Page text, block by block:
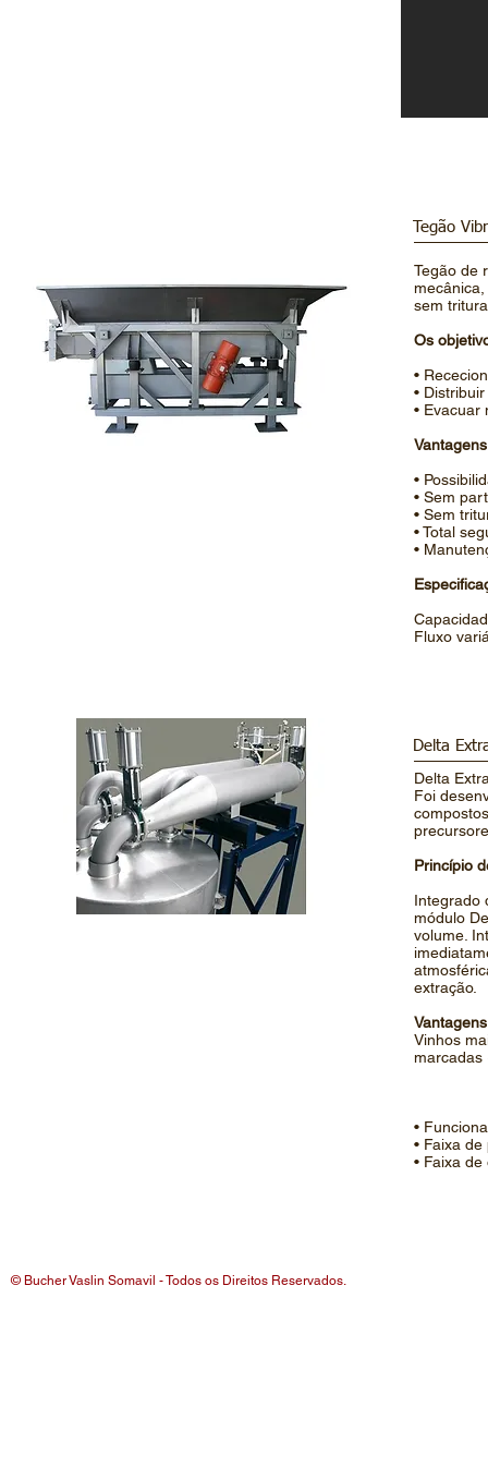
Tegão
Tegão de
sem
Os
•
•
• Evacuar
•
• Sem
• Sem
• Total
•
Fluxo
Delta
Delta
Foi
Princípio
Integrado
módulo
volume.
extração.
Vinhos
marcadas
•
• Faixa
• Faixa
© Bucher Vaslin Somavil - Todos os Direitos Reservados.